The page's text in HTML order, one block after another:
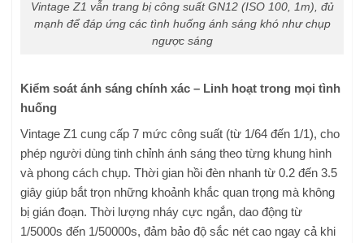
Vintage Z1 vẫn trang bị công suất GN12 (ISO 100, 1m), đủ
mạnh để đáp ứng các tình huống ánh sáng khó như chụp
ngược sáng
Kiểm soát ánh sáng chính xác – Linh hoạt trong mọi tình
huống
Vintage Z1 cung cấp 7 mức công suất (từ 1/64 đến 1/1), cho
phép người dùng tinh chỉnh ánh sáng theo từng khung hình
và phong cách chụp. Thời gian hồi đèn nhanh từ 0.2 đến 3.5
giây giúp bắt trọn những khoảnh khắc quan trọng mà không
bị gián đoạn. Thời lượng nháy cực ngắn, dao động từ
1/5000s đến 1/50000s, đảm bảo độ sắc nét cao ngay cả khi